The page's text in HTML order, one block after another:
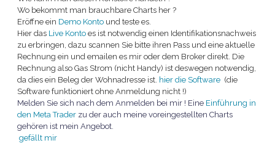
Wo bekommt man brauchbare Charts her ?
Eröffne ein Demo Konto und teste es.
Hier das Live Konto es ist notwendig einen Identifikationsnachweis
zu erbringen, dazu scannen Sie bitte ihren Pass und eine aktuelle
Rechnung ein und emailen es mir oder dem Broker direkt. Die
Rechnung also Gas Strom (nicht Handy) ist deswegen notwendig,
da dies ein Beleg der Wohnadresse ist. hier die Software (die
Software funktioniert ohne Anmeldung nicht !)
Melden Sie sich nach dem Anmelden bei mir ! Eine Einführung in
den Meta Trader zu der auch meine voreingestellten Charts
gehören ist mein Angebot.
gefällt mir